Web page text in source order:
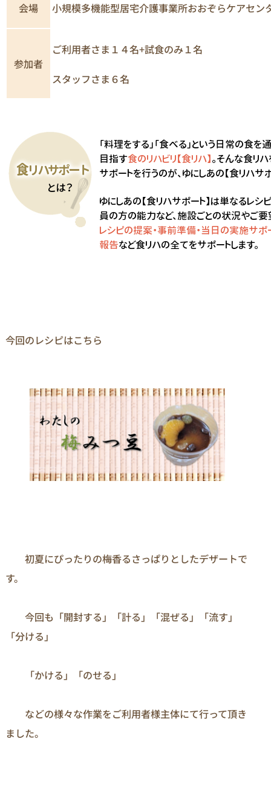
会場 小規模多機能型居宅介護事業所おおぞらケアセン
参加者
ご利用者さま１４名+試食のみ１名
スタッフさま６名
今回のレシピはこちら
初夏にぴったりの梅香るさっぱりとしたデザートで
す。
今回も「開封する」「計る」「混ぜる」「流す」
「分ける」
「かける」「のせる」
などの様々な作業をご利用者様主体にて行って頂き
ました。